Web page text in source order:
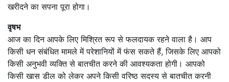
खरीदने का सपना पूरा होगा।
वृषभ
आज का दिन आपके लिए मिश्रित रूप से फलदायक रहने वाला है। आप
किसी धन संबंधित मामले में परेशानियों में फंस सकते हैं, जिसके लिए आपको
किसी अनुभवी व्यक्ति से बातचीत करने की आवश्यकता होगी। आपको
किसी खास डील को लेकर अपने किसी वरिष्ठ सदस्य से बातचीत करनी